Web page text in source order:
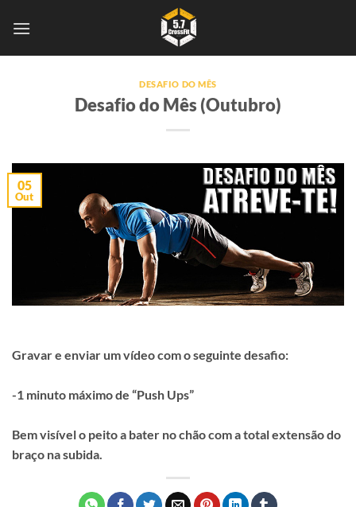
DESAFIO DO MÊS
Desafio do Mês (Outubro)
05
Out
Gravar e enviar um vídeo com o seguinte desafio:
-1 minuto máximo de “Push Ups”​
​Bem visível o peito a bater no chão com a total extensão do
braço na subida.